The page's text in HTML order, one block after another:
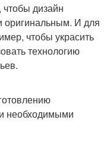
дизайн
оригинальным. И для
чтобы украсить
технологию
необходимыми